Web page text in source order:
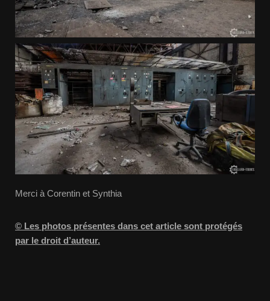
Merci à Corentin et Synthia
© Les photos présentes dans cet article sont protégés
par le droit d’auteur.